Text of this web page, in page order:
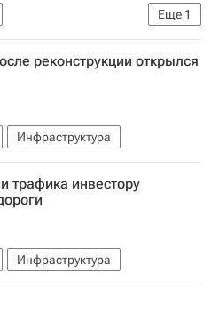
Еще 1
реконструкции открылся
Инфраструктура
трафика инвестору
Инфраструктура